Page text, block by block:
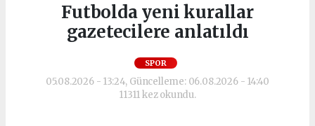
Futbolda yeni kurallar
gazetecilere anlatıldı
SPOR
05.08.2026 - 13:24, Güncelleme: 06.08.2026 - 14:40
11311 kez okundu.